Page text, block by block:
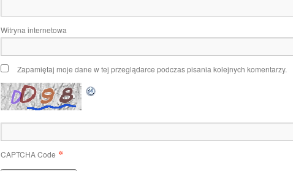
Witryna internetowa
Zapamiętaj moje dane w tej przeglądarce podczas pisania kolejnych komentarzy.
CAPTCHA Code *